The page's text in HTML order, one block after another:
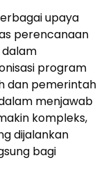
upaya
perencanaan
program
dan pemerintah
menjawab
kompleks,
dijalankan
bagi